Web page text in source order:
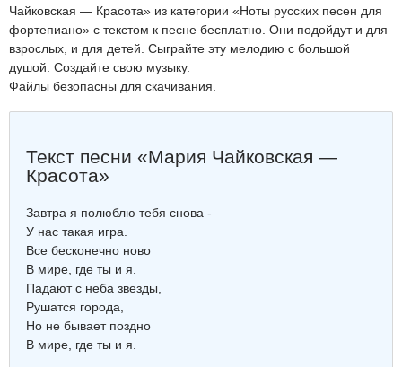
Чайковская — Красота» из категории «Ноты русских песен для
фортепиано» с текстом к песне бесплатно. Они подойдут и для
взрослых, и для детей. Сыграйте эту мелодию с большой
душой. Создайте свою музыку.
Файлы безопасны для скачивания.
Текст песни «Мария Чайковская —
Красота»
Завтра я полюблю тебя снова -
У нас такая игра.
Все бесконечно ново
В мире, где ты и я.
Падают с неба звезды,
Рушатся города,
Но не бывает поздно
В мире, где ты и я.